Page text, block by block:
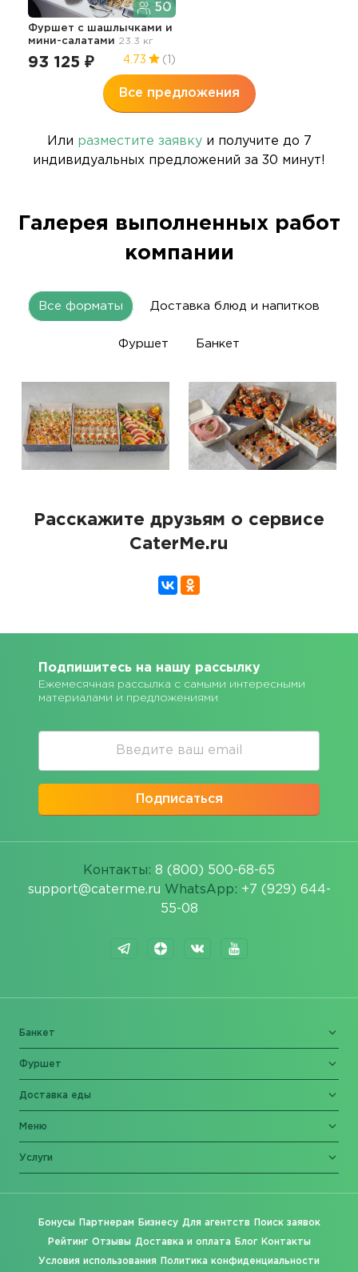
50
Фуршет с шашлычками и
мини-салатами 23.3 кг
93 125 ₽ 4.73 (1)
Все предложения
Или разместите заявкуи получите до 7
индивидуальных предложений за 30 минут!
Галерея выполненных работ
компании
Все форматы Доставка блюд и напитков
Фуршет Банкет
Расскажите друзьям о сервисе
CaterMe.ru
Подпишитесь на нашу рассылку
Ежемесячная рассылка с самыми интересными
материалами и предложениями
Подписаться
Контакты: 8 (800) 500-68-65
support@caterme.ru WhatsApp: +7 (929) 644-
55-08
Банкет
Фуршет
Доставка еды
Меню
Услуги
Бонусы Партнерам Бизнесу Для агентств Поиск заявок
Рейтинг Отзывы Доставка и оплата Блог Контакты
Условия использования Политика конфиденциальности